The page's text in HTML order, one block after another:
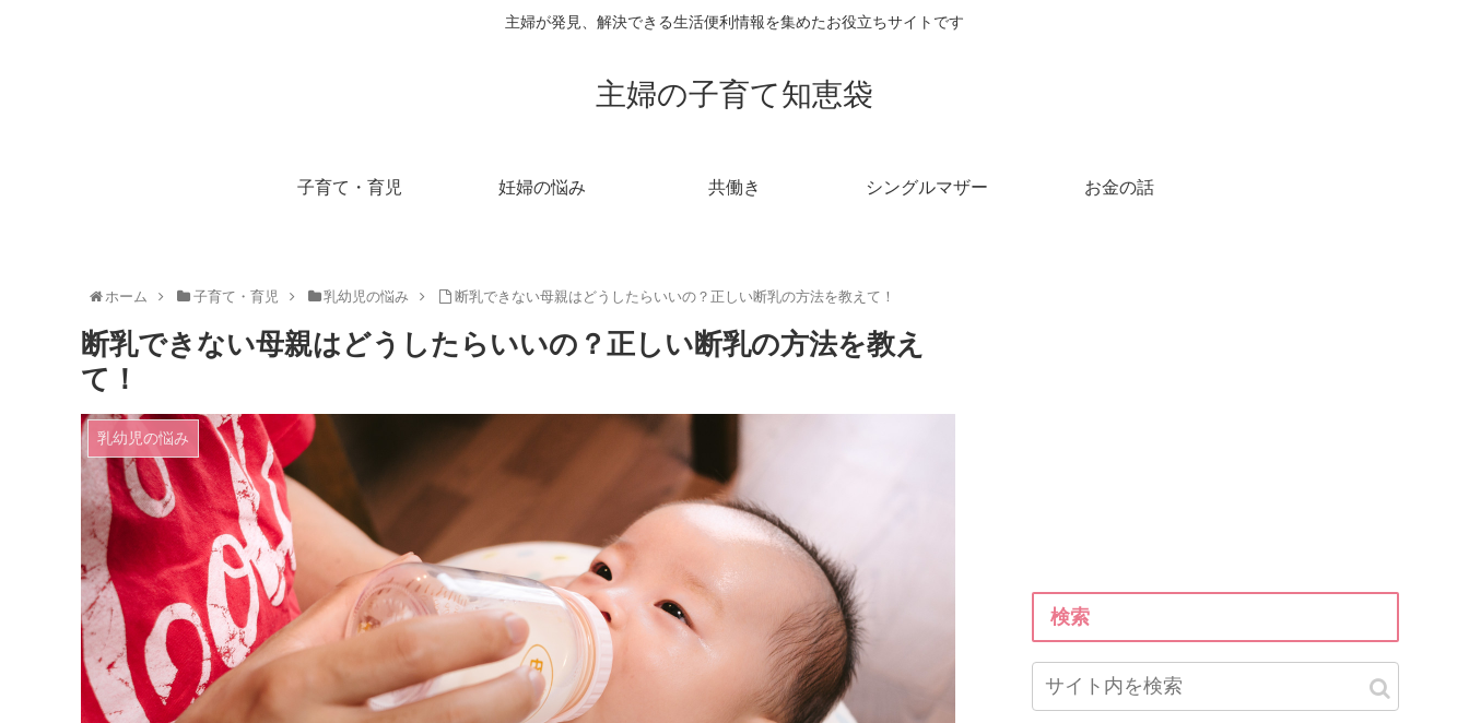
主婦が発見、解決できる生活便利情報を集めたお役立ちサイトです
主婦の子育て知恵袋
子育て・育児 妊婦の悩み 共働き シングルマザー お金の話
ホーム 子育て・育児 乳幼児の悩み 断乳できない母親はどうしたらいいの？正しい断乳の方法を教えて！
断乳できない母親はどうしたらいいの？正しい断乳の方法を教え
て！
乳幼児の悩み
検索